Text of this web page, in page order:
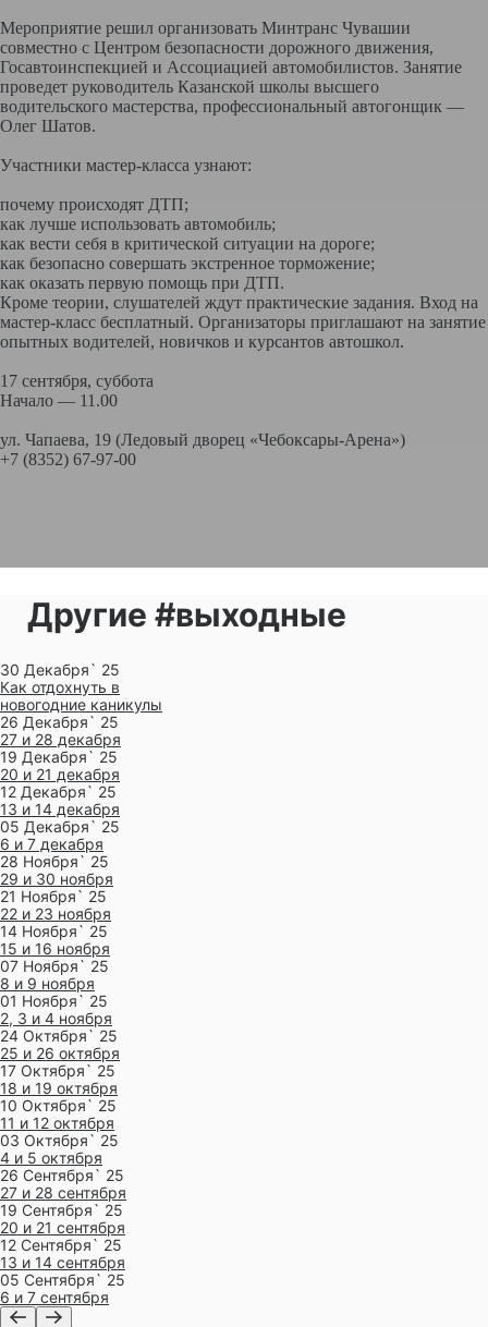
Мероприятие решил организовать Минтранс Чувашии
совместно с Центром безопасности дорожного движения,
Госавтоинспекцией и Ассоциацией автомобилистов. Занятие
проведет руководитель Казанской школы высшего
водительского мастерства, профессиональный автогонщик —
Олег Шатов.
Участники мастер-класса узнают:
почему происходят ДТП;
как лучше использовать автомобиль;
как вести себя в критической ситуации на дороге;
как безопасно совершать экстренное торможение;
как оказать первую помощь при ДТП.
Кроме теории, слушателей ждут практические задания. Вход на
мастер-класс бесплатный. Организаторы приглашают на занятие
опытных водителей, новичков и курсантов автошкол.
17 сентября, суббота
Начало — 11.00
ул. Чапаева, 19 (Ледовый дворец «Чебоксары-Арена»)
+7 (8352) 67-97-00
Другие #выходные
30 Декабря` 25
Как отдохнуть в
новогодние каникулы
26 Декабря` 25
27 и 28 декабря
19 Декабря` 25
20 и 21 декабря
12 Декабря` 25
13 и 14 декабря
05 Декабря` 25
6 и 7 декабря
28 Ноября` 25
29 и 30 ноября
21 Ноября` 25
22 и 23 ноября
14 Ноября` 25
15 и 16 ноября
07 Ноября` 25
8 и 9 ноября
01 Ноября` 25
2, 3 и 4 ноября
24 Октября` 25
25 и 26 октября
17 Октября` 25
18 и 19 октября
10 Октября` 25
11 и 12 октября
03 Октября` 25
4 и 5 октября
26 Сентября` 25
27 и 28 сентября
19 Сентября` 25
20 и 21 сентября
12 Сентября` 25
13 и 14 сентября
05 Сентября` 25
6 и 7 сентября